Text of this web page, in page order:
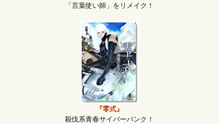
「言葉使い師」をリメイク！
『零式』
殺伐系青春サイバーパンク！